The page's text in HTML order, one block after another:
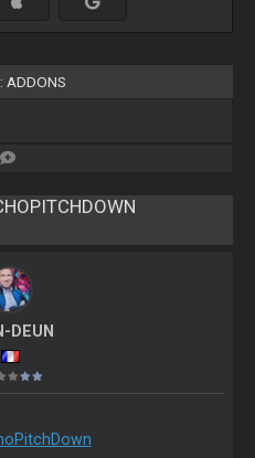
ADDONS
DEUN